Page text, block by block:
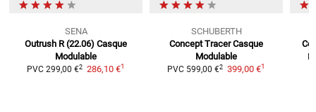
SENA
Outrush R (22.06) Casque
Modulable
PVC 299,00 €2 286,10 €1
SCHUBERTH
Concept Tracer Casque
Modulable
PVC 599,00 €2 399,00 €1